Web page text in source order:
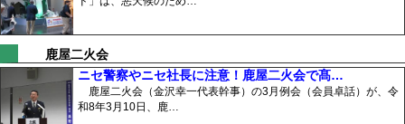
鹿屋二火会
ニセ警察やニセ社長に注意！鹿屋二火会で髙…
鹿屋二火会（金沢幸一代表幹事）の3月例会（会員卓話）が、令
和8年3月10日、鹿…